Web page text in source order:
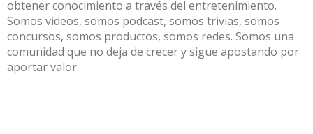
obtener conocimiento a través del entretenimiento.
Somos videos, somos podcast, somos trivias, somos
concursos, somos productos, somos redes. Somos una
comunidad que no deja de crecer y sigue apostando por
aportar valor.